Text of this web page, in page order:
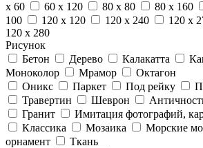
x 60
60 x 120 80 x 80 80 x 160
100
120 x 120 120 x 240 120 x
120 x 280
Рисунок
Бетон
Дерево Калакатта
Моноколор
Мрамор
Октагон
Оникс
Паркет Под рейку
Травертин
Шеврон
Гранит
Имитация фотографий,
Классика
Мозаика Морские
орнамент
Ткань